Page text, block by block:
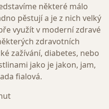
některé málo
pěstují a je z nich velký
využít v moderní zdravé
zdravotních
zažívání, diabetes, nebo
jako je jakon, jam,
fialová.